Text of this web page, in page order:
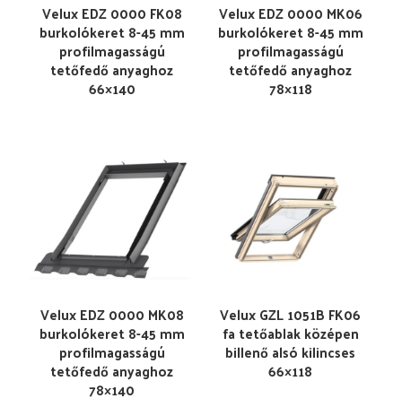
Velux EDZ 0000 FK08
burkolókeret 8-45 mm
profilmagasságú
tetőfedő anyaghoz
66×140
Velux EDZ 0000 MK06
burkolókeret 8-45 mm
profilmagasságú
tetőfedő anyaghoz
78×118
Velux EDZ 0000 MK08
burkolókeret 8-45 mm
profilmagasságú
tetőfedő anyaghoz
78×140
Velux GZL 1051B FK06
fa tetőablak középen
billenő alsó kilincses
66×118